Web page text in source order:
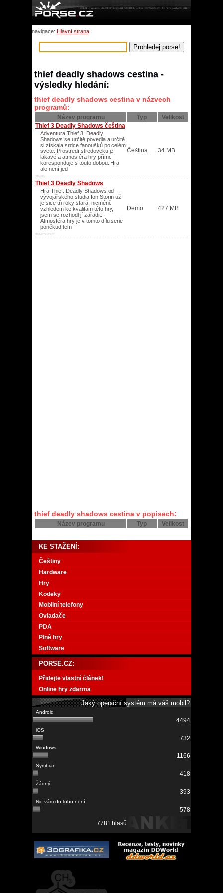
navigace: Hlavní strana
thief deadly shadows cestina -
výsledky hledání:
thief deadly shadows cestina v názvech
programů:
Název programu Typ
Velikost
Thief 3 Deadly Shadows čeština
Adventura Thief 3: Deadly
Shadows se určitě povedla a určitě
si získala srdce fanoušků po celém
světě. Prostředí středověku je
lákavé a atmosféra hry přímo
koresponduje s touto dobou. Hra
ale není jed
XP/XP/
Čeština 34 MB
Thief 3 Deadly Shadows
Hra Thief: Deadly Shadows od
vývojářského studia Ion Storm už
je sice tři roky stará, nicméně
vzhledem ke kvalitám této hry,
jsem se rozhodl jí zařadit.
Atmosféra hry je v tomto dílu serie
poněkud tem
98/ME/XP/XP/
Demo 427 MB
thief deadly shadows cestina v popisech:
Název programu Typ Velikost
KE STAŽENÍ:
Češtiny
Hardware
Hry
Kodeky
Mobilní telefony
Ovladače
PDA
Plné hry
Software
PORSE.CZ:
Přidejte vlastní článek!
Online hry zdarma
Jaký operační systém má váš mobil?
4494
732
1166
418
393
578
7781 hlasů